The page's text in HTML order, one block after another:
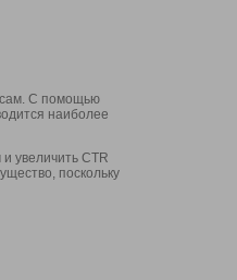
С помощью
наиболее
увеличить CTR
поскольку